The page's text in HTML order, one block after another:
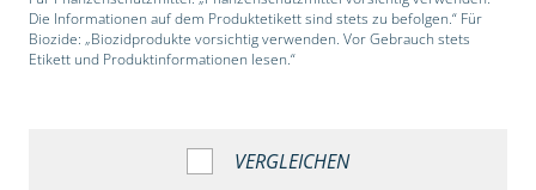
Die Informationen auf dem Produktetikett sind stets zu befolgen.“ Für
Biozide: „Biozidprodukte vorsichtig verwenden. Vor Gebrauch stets
Etikett und Produktinformationen lesen.“
VERGLEICHEN